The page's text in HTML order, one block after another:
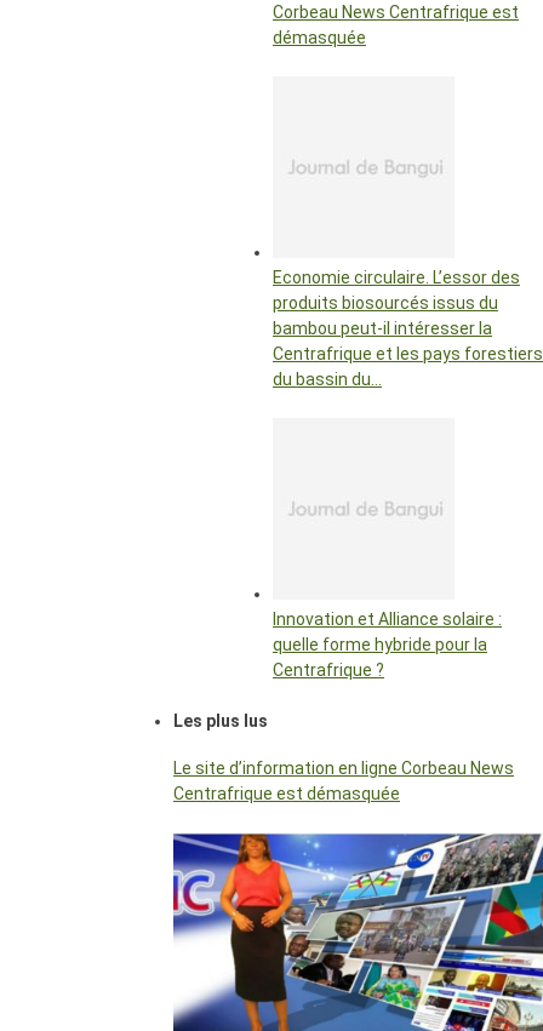
Corbeau News Centrafrique est
démasquée
Economie circulaire. L’essor des
produits biosourcés issus du
bambou peut-il intéresser la
Centrafrique et les pays forestiers
du bassin du…
Innovation et Alliance solaire :
quelle forme hybride pour la
Centrafrique ?
Les plus lus
Le site d’information en ligne Corbeau News
Centrafrique est démasquée